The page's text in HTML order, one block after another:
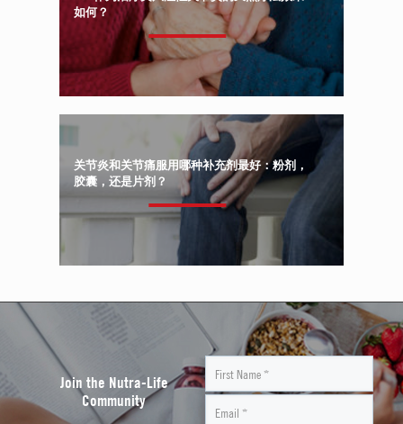
如何？
关节炎和关节痛服用哪种补充剂最好：粉剂，
胶囊，还是片剂？
Join the Nutra-Life
Community